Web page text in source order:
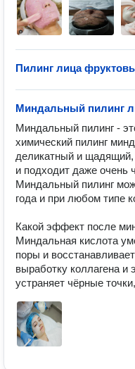
Пилинг лица
Миндальный пилинг
Миндальный пилинг -
химический пилинг
деликатный и
и подходит даже очень
Миндальный пилинг
года и при любом типе
Какой эффект после
Миндальная кислота
поры и
выработку коллагена и
устраняет чёрные